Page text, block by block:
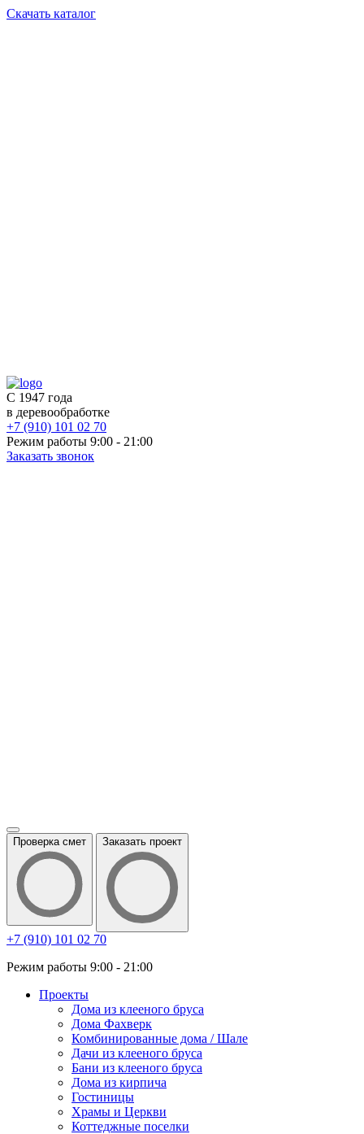
Скачать каталог
С 1947 года
в деревообработке
+7 (910) 101 02 70
Режим работы 9:00 - 21:00
Заказать звонок
Проверка смет Заказать проект
+7 (910) 101 02 70
Режим работы 9:00 - 21:00
Проекты
Дома из клееного бруса
Дома Фахверк
Комбинированные дома / Шале
Дачи из клееного бруса
Бани из клееного бруса
Дома из кирпича
Гостиницы
Храмы и Церкви
Коттеджные поселки